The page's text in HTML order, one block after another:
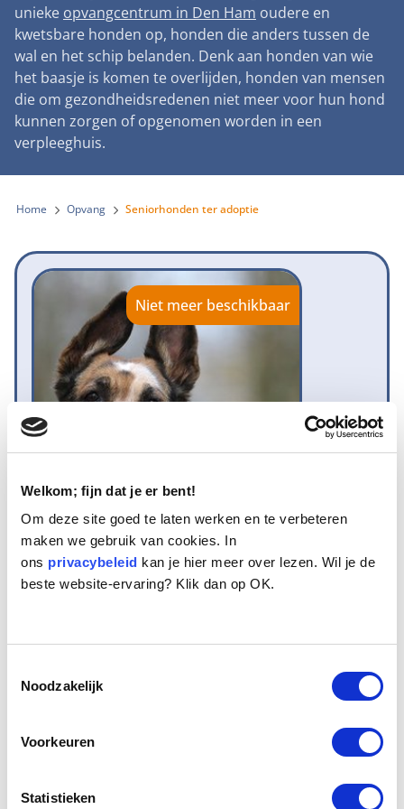
Welkom; fijn dat je er bent!
Om deze site goed te laten werken en te verbeteren
maken we gebruik van cookies. In
ons privacybeleid kan je hier meer over lezen. Wil je de
beste website-ervaring? Klik dan op OK.
Noodzakelijk
Voorkeuren
Statistieken
Landelijke registratie bijtincidenten
Verantwoord fokbeleid
Landelijk vuurwerkverbod
Verplichte pre-aanschaf cursus
Gemeentelijk meldpunt bijtincidenten
Bescherming tegen grasaren
Lezingen
Symposium Gemeentelijk Dierenbeleid
Teken onze petitie
Steun als bedrijf
Adopteer een seniorhond
Sponsor een seniorhond
Steun als vrijwilliger
Honden voor Honden Loop
Vraag een donatiebox aan
Wat wij doen
Onze organisatie
Samenwerking
Jaarverslag
Vacatures
Donateursmagazine Hond
Onze successen voor honden
Contactgegevens
Pers
Nieuws
Nieuwsbrief
Incassodata
Zoeken
unieke opvangcentrum in Den Ham oudere en
kwetsbare honden op, honden die anders tussen de
wal en het schip belanden. Denk aan honden van wie
het baasje is komen te overlijden, honden van mensen
die om gezondheidsredenen niet meer voor hun hond
kunnen zorgen of opgenomen worden in een
verpleeghuis.
Home Opvang Seniorhonden ter adoptie
Niet meer beschikbaar
Naam: Moya
Leeftijd: 12
Reden opvang: Past niet meer in gezin
Geplaatst.
Amsterdam verhuisde. Haar eerste jaar woonde ze op een eilandje